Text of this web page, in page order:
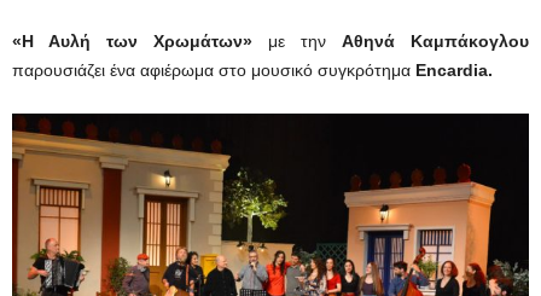
«Η Αυλή των Χρωμάτων» με την Αθηνά Καμπάκογλου
παρουσιάζει ένα αφιέρωμα στο μουσικό συγκρότημα Encardia.